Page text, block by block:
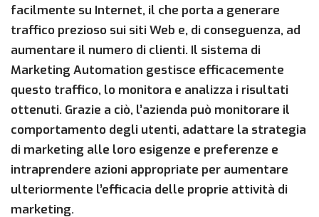
facilmente su Internet, il che porta a generare
traffico prezioso sui siti Web e, di conseguenza, ad
aumentare il numero di clienti. Il sistema di
Marketing Automation gestisce efficacemente
questo traffico, lo monitora e analizza i risultati
ottenuti. Grazie a ciò, l’azienda può monitorare il
comportamento degli utenti, adattare la strategia
di marketing alle loro esigenze e preferenze e
intraprendere azioni appropriate per aumentare
ulteriormente l’efficacia delle proprie attività di
marketing.